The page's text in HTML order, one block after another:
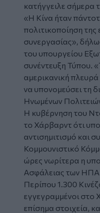
κατήγγειλε σήμερα
«Η Κίνα ήταν
πολιτικοποίηση της
συνεργασίας»,
του υπουργείου
συνέντευξη Τύπου.
αμερικανική πλευρά
να υπονομεύσει τη
Ηνωμένων
Η κυβέρνηση του
το Χάρβαρντ ότι
αντισημιτισμό και
Κομμουνιστικό
ώρες νωρίτερα η
Ασφάλειας των ΗΠΑ
Περίπου 1.300
εγγεγραμμένοι στο
επίσημα στοιχεία,